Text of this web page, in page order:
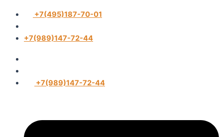
+7(495)187-70-01
+7(989)147-72-44
+7(989)147-72-44